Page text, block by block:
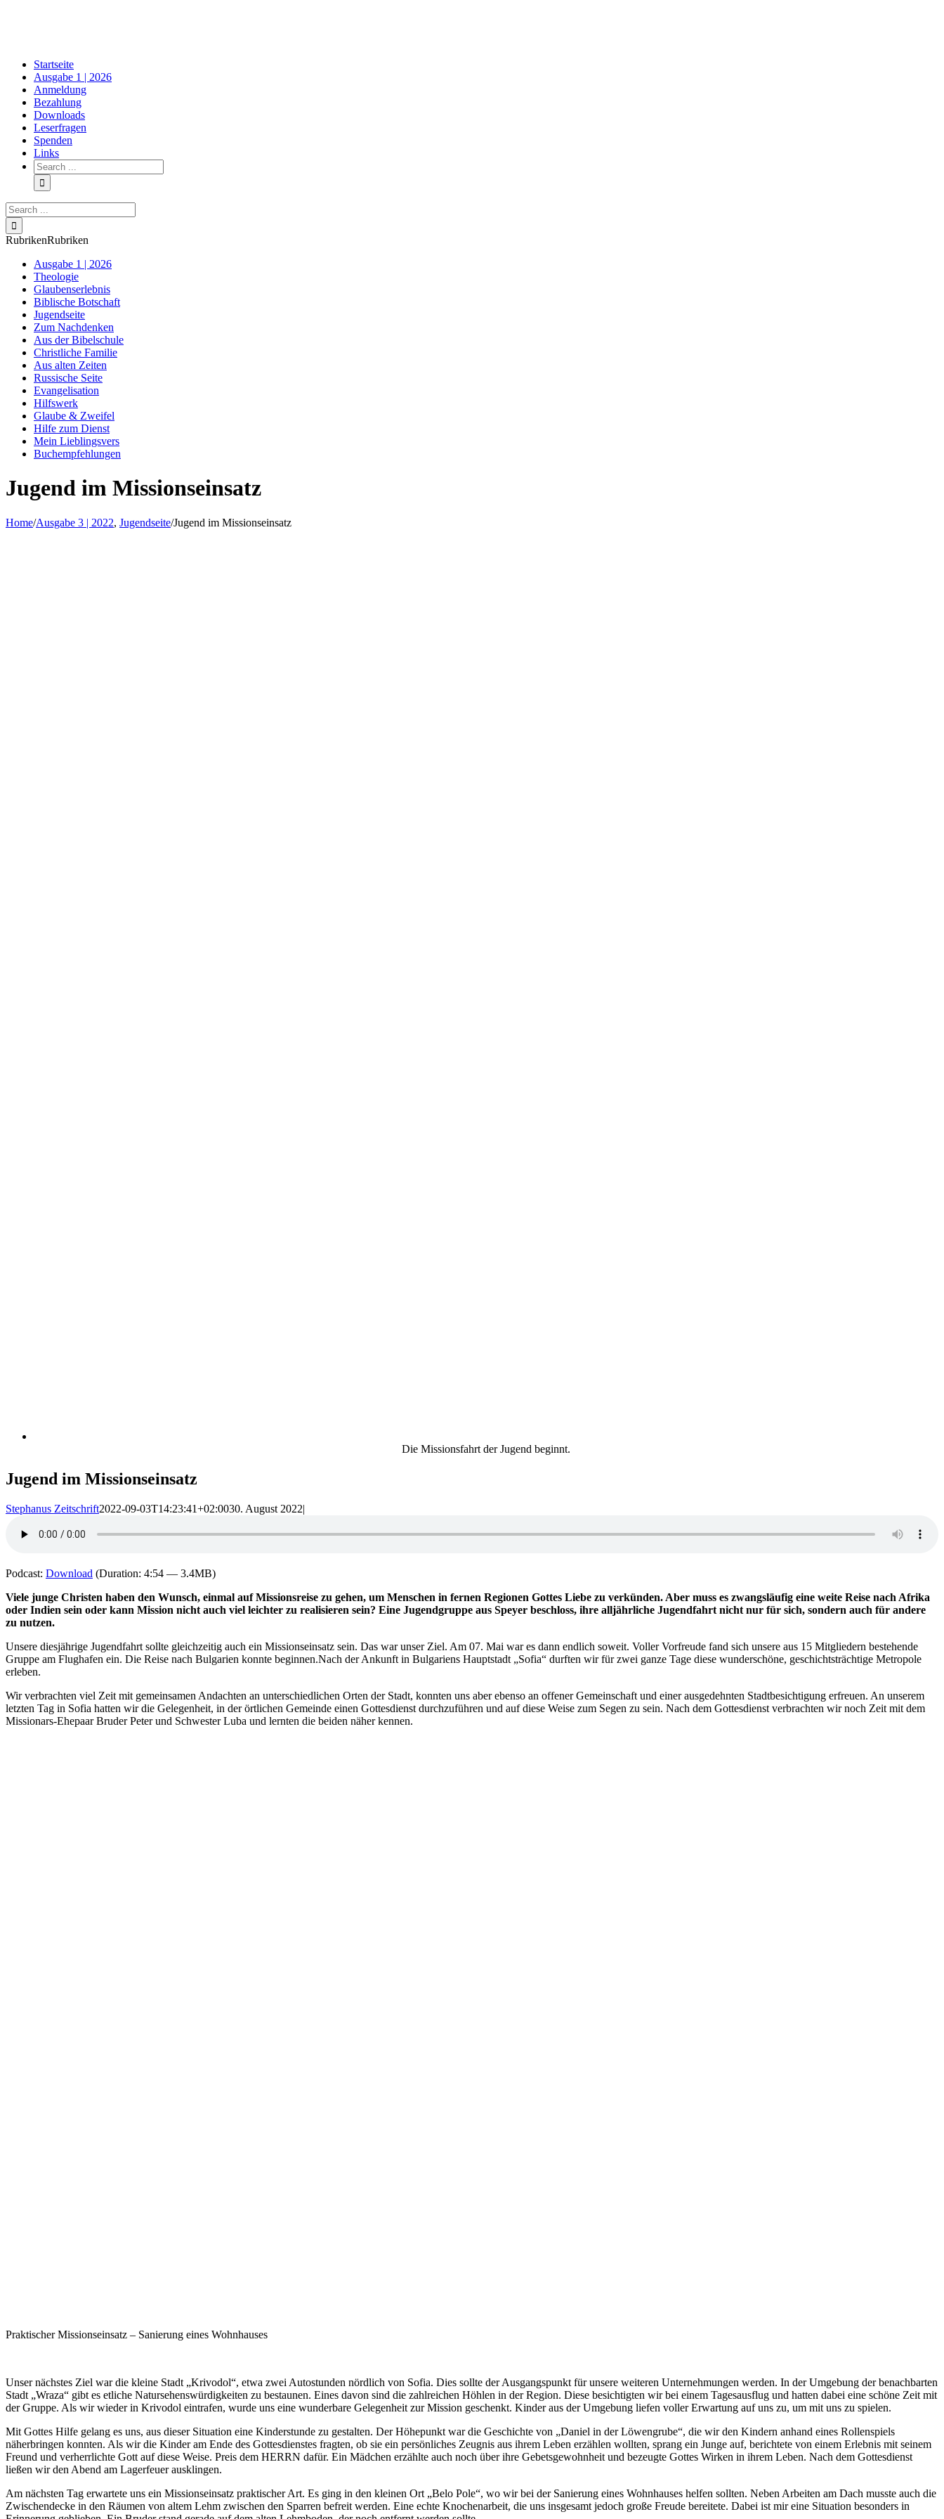
Startseite
Ausgabe 1 | 2026
Anmeldung
Bezahlung
Downloads
Leserfragen
Spenden
Links
Search
for:
Search
for:
RubrikenRubriken
Ausgabe 1 | 2026
Theologie
Glaubenserlebnis
Biblische Botschaft
Jugendseite
Zum Nachdenken
Aus der Bibelschule
Christliche Familie
Aus alten Zeiten
Russische Seite
Evangelisation
Hilfswerk
Glaube & Zweifel
Hilfe zum Dienst
Mein Lieblingsvers
Buchempfehlungen
Jugend im Missionseinsatz
Home/Ausgabe 3 | 2022, Jugendseite/Jugend im Missionseinsatz
Die Missionsfahrt der Jugend beginnt.
Jugend im Missionseinsatz
Stephanus Zeitschrift2022-09-03T14:23:41+02:0030. August 2022|
Podcast: Download (Duration: 4:54 — 3.4MB)
Viele junge Christen haben den Wunsch, einmal auf Missionsreise zu gehen, um Menschen in fernen Regionen Gottes Liebe zu verkünden. Aber muss es zwangsläufig eine weite Reise nach Afrika
oder Indien sein oder kann Mission nicht auch viel leichter zu realisieren sein? Eine Jugendgruppe aus Speyer beschloss, ihre alljährliche Jugendfahrt nicht nur für sich, sondern auch für andere
zu nutzen.
Unsere diesjährige Jugendfahrt sollte gleichzeitig auch ein Missionseinsatz sein. Das war unser Ziel. Am 07. Mai war es dann endlich soweit. Voller Vorfreude fand sich unsere aus 15 Mitgliedern bestehende
Gruppe am Flughafen ein. Die Reise nach Bulgarien konnte beginnen.Nach der Ankunft in Bulgariens Hauptstadt „Sofia“ durften wir für zwei ganze Tage diese wunderschöne, geschichtsträchtige Metropole
erleben.
Wir verbrachten viel Zeit mit gemeinsamen Andachten an unterschiedlichen Orten der Stadt, konnten uns aber ebenso an offener Gemeinschaft und einer ausgedehnten Stadtbesichtigung erfreuen. An unserem
letzten Tag in Sofia hatten wir die Gelegenheit, in der örtlichen Gemeinde einen Gottesdienst durchzuführen und auf diese Weise zum Segen zu sein. Nach dem Gottesdienst verbrachten wir noch Zeit mit dem
Missionars-Ehepaar Bruder Peter und Schwester Luba und lernten die beiden näher kennen.
Praktischer Missionseinsatz – Sanierung eines Wohnhauses
Unser nächstes Ziel war die kleine Stadt „Krivodol“, etwa zwei Autostunden nördlich von Sofia. Dies sollte der Ausgangspunkt für unsere weiteren Unternehmungen werden. In der Umgebung der benachbarten
Stadt „Wraza“ gibt es etliche Natursehenswürdigkeiten zu bestaunen. Eines davon sind die zahlreichen Höhlen in der Region. Diese besichtigten wir bei einem Tagesausflug und hatten dabei eine schöne Zeit mit
der Gruppe. Als wir wieder in Krivodol eintrafen, wurde uns eine wunderbare Gelegenheit zur Mission geschenkt. Kinder aus der Umgebung liefen voller Erwartung auf uns zu, um mit uns zu spielen.
Mit Gottes Hilfe gelang es uns, aus dieser Situation eine Kinderstunde zu gestalten. Der Höhepunkt war die Geschichte von „Daniel in der Löwengrube“, die wir den Kindern anhand eines Rollenspiels
näherbringen konnten. Als wir die Kinder am Ende des Gottesdienstes fragten, ob sie ein persönliches Zeugnis aus ihrem Leben erzählen wollten, sprang ein Junge auf, berichtete von einem Erlebnis mit seinem
Freund und verherrlichte Gott auf diese Weise. Preis dem HERRN dafür. Ein Mädchen erzählte auch noch über ihre Gebetsgewohnheit und bezeugte Gottes Wirken in ihrem Leben. Nach dem Gottesdienst
ließen wir den Abend am Lagerfeuer ausklingen.
Am nächsten Tag erwartete uns ein Missionseinsatz praktischer Art. Es ging in den kleinen Ort „Belo Pole“, wo wir bei der Sanierung eines Wohnhauses helfen sollten. Neben Arbeiten am Dach musste auch die
Zwischendecke in den Räumen von altem Lehm zwischen den Sparren befreit werden. Eine echte Knochenarbeit, die uns insgesamt jedoch große Freude bereitete. Dabei ist mir eine Situation besonders in